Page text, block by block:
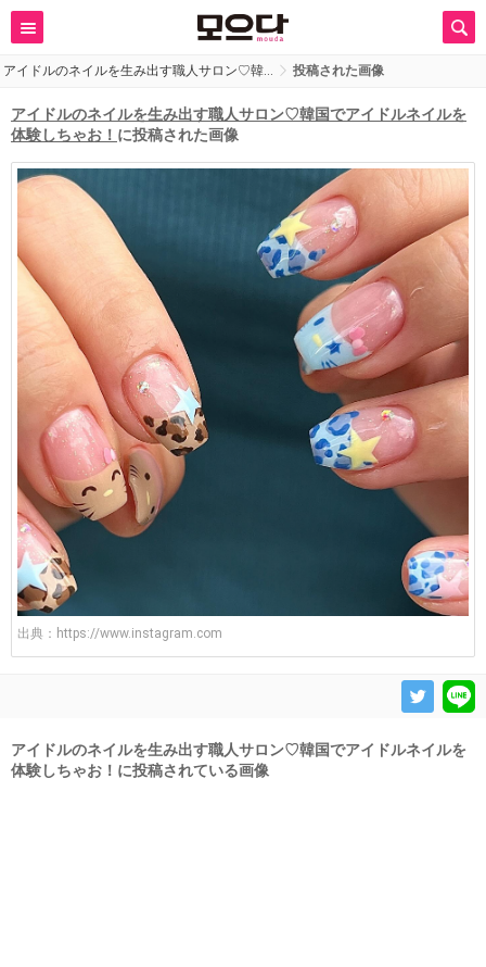
アイドルのネイルを生み出す職人サロン♡韓… 投稿された画像
アイドルのネイルを生み出す職人サロン♡韓国でアイドルネイルを
体験しちゃお！ に投稿された画像
出典： https://www.instagram.com
アイドルのネイルを生み出す職人サロン♡韓国でアイドルネイルを
体験しちゃお！に投稿されている画像